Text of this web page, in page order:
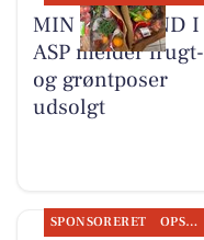
MIN KØBMAND I
ASP melder frugt-
og grøntposer
udsolgt
SPONSORERET OPSLAGSTAVLEN